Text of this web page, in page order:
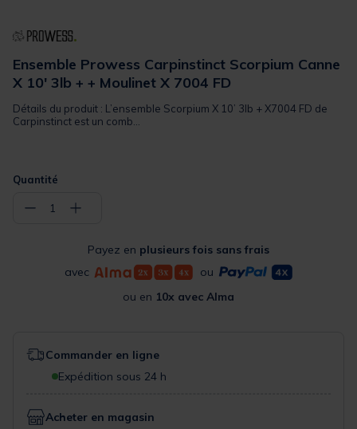
Ensemble Prowess Carpinstinct Scorpium Canne
X 10' 3lb + + Moulinet X 7004 FD
Détails du produit : L’ensemble Scorpium X 10’ 3lb + X7004 FD de
Carpinstinct est un comb...
Quantité
− 1 +
Payez en plusieurs fois sans frais
avec
ou
ou en 10x avec Alma
Commander en ligne
Expédition sous 24 h
Acheter en magasin